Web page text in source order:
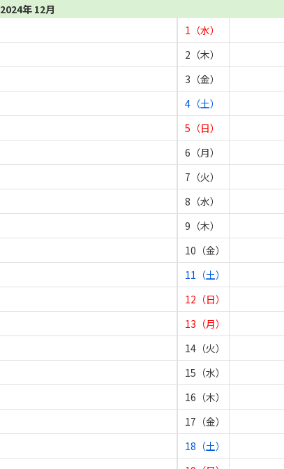
2024年 12月
1（水）
2（木）
3（金）
4（土）
5（日）
6（月）
7（火）
8（水）
9（木）
10（金）
11（土）
12（日）
13（月）
14（火）
15（水）
16（木）
17（金）
18（土）